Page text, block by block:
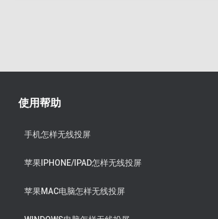
使用帮助
手机怎样无线投屏
苹果IPHONE/IPAD怎样无线投屏
苹果MAC电脑怎样无线投屏